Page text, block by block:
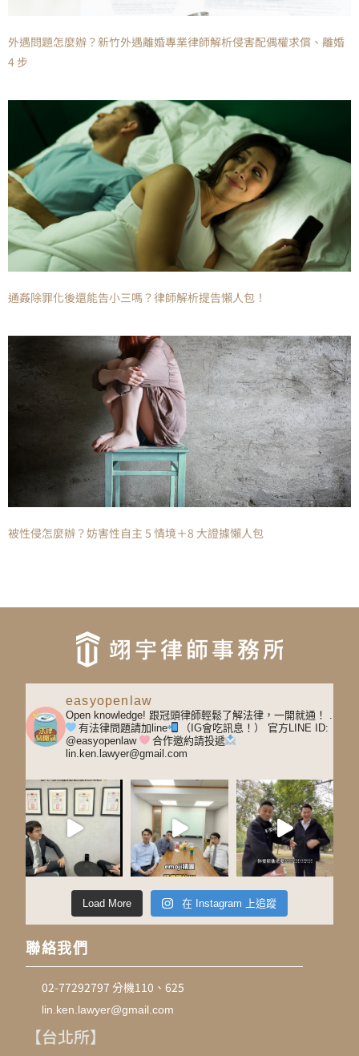
外遇問題怎麼辦？新竹外遇離婚專業律師解析侵害配偶權求償、離婚
4 步
通姦除罪化後還能告小三嗎？律師解析提告懶人包！
被性侵怎麼辦？妨害性自主 5 情境＋8 大證據懶人包
easyopenlaw
Open knowledge! 跟冠頭律師輕鬆了解法律，一開就通！
.
有法律問題請加line
（IG會吃訊息！）
官方LINE ID:
@easyopenlaw
合作邀約請投遞
lin.ken.lawyer@gmail.com
Load More 在 Instagram 上追蹤
聯絡我們
02-77292797 分機110、625
lin.ken.lawyer@gmail.com
【台北所】